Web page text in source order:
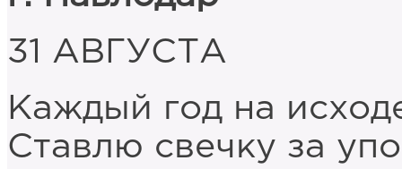
31 АВГУСТА
Каждый год на
Ставлю свечку за